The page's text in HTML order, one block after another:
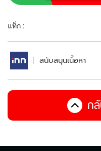
แท็ก :
สนับสนุนเนื้อหา
ก